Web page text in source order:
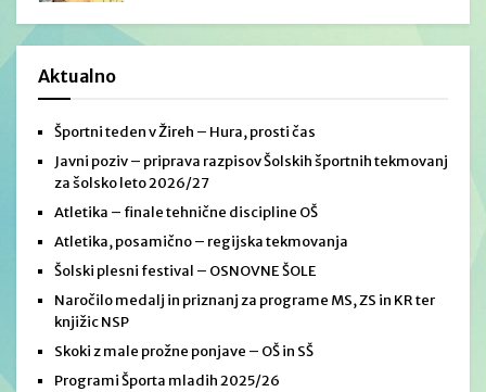
Aktualno
Športni teden v Žireh – Hura, prosti čas
Javni poziv – priprava razpisov Šolskih športnih tekmovanj
za šolsko leto 2026/27
Atletika – finale tehnične discipline OŠ
Atletika, posamično – regijska tekmovanja
Šolski plesni festival – OSNOVNE ŠOLE
Naročilo medalj in priznanj za programe MS, ZS in KR ter
knjižic NSP
Skoki z male prožne ponjave – OŠ in SŠ
Programi Športa mladih 2025/26